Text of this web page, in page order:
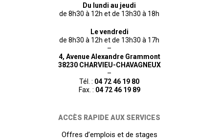
Du lundi au jeudi
de 8h30 à 12h et de 13h30 à 18h
Le vendredi
de 8h30 à 12h et de 13h30 à 17h
–
4, Avenue Alexandre Grammont
38230 CHARVIEU-CHAVAGNEUX
–
Tél. : 04 72 46 19 80
Fax. : 04 72 46 19 89
ACCÈS RAPIDE AUX SERVICES
Offres d’emplois et de stages